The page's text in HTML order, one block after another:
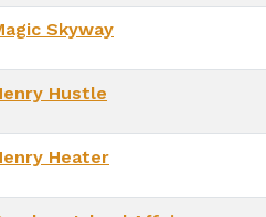
Skyway
Hustle
Heater